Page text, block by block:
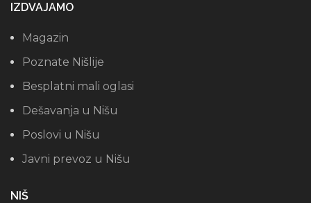
IZDVAJAMO
Magazin
Poznate Nišlije
Besplatni mali oglasi
Dešavanja u Nišu
Poslovi u Nišu
Javni prevoz u Nišu
NIŠ